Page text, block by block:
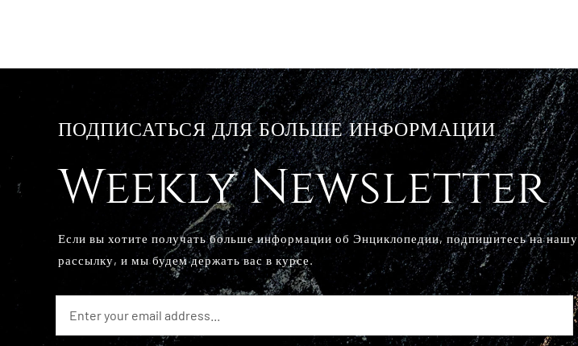
ПОДПИСАТЬСЯ ДЛЯ БОЛЬШЕ ИНФОРМАЦИИ
Weekly Newsletter
Если вы хотите получать больше информации об Энциклопедии, подпишитесь на нашу
рассылку, и мы будем держать вас в курсе.